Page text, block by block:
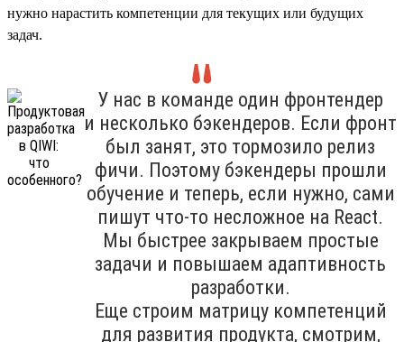
нужно нарастить компетенции для текущих или будущих
задач.
У нас в команде один фронтендер
и несколько бэкендеров. Если фронт
был занят, это тормозило релиз
фичи. Поэтому бэкендеры прошли
обучение и теперь, если нужно, сами
пишут что-то несложное на React.
Мы быстрее закрываем простые
задачи и повышаем адаптивность
разработки.
Еще строим матрицу компетенций
для развития продукта, смотрим,